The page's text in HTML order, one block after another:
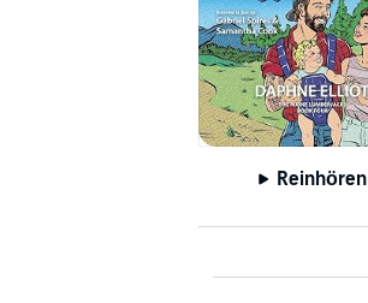
Reinhören